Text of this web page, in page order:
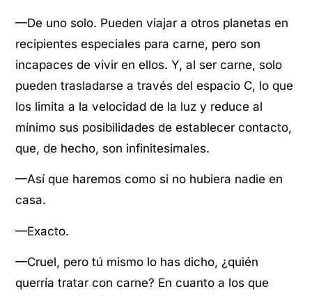
—De uno solo. Pueden viajar a otros planetas en
recipientes especiales para carne, pero son
incapaces de vivir en ellos. Y, al ser carne, solo
pueden trasladarse a través del espacio C, lo que
los limita a la velocidad de la luz y reduce al
mínimo sus posibilidades de establecer contacto,
que, de hecho, son infinitesimales.
—Así que haremos como si no hubiera nadie en
casa.
—Exacto.
—Cruel, pero tú mismo lo has dicho, ¿quién
querría tratar con carne? En cuanto a los que